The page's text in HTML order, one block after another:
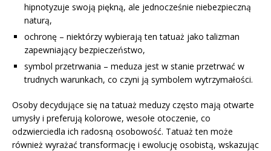
hipnotyzuje swoją piękną, ale jednocześnie niebezpieczną
naturą,
ochronę – niektórzy wybierają ten tatuaż jako talizman
zapewniający bezpieczeństwo,
symbol przetrwania – meduza jest w stanie przetrwać w
trudnych warunkach, co czyni ją symbolem wytrzymałości.
Osoby decydujące się na tatuaż meduzy często mają otwarte
umysły i preferują kolorowe, wesołe otoczenie, co
odzwierciedla ich radosną osobowość. Tatuaż ten może
również wyrażać transformację i ewolucję osobistą, wskazując